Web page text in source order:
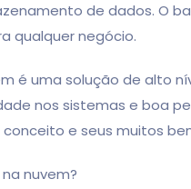
de dados. O
qualquer negócio.
é uma solução de alto
nos sistemas e boa
e seus muitos
nuvem?